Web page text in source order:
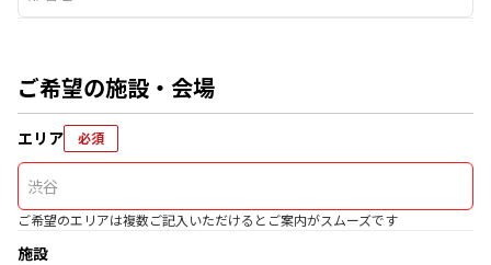
ご希望の施設・会場
エリア 必須
ご希望のエリアは複数ご記入いただけるとご案内がスムーズです
施設